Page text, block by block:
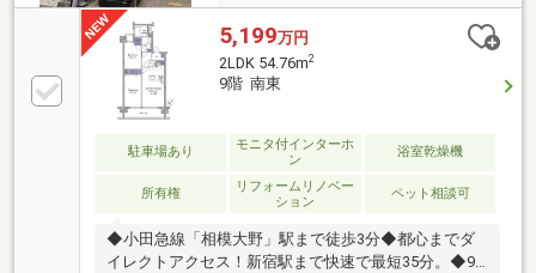
5,199万円
2LDK 54.76m2
9階 南東
駐車場あり
モニタ付インターホ
ン
浴室乾燥機
所有権
リフォームリノベー
ション
ペット相談可
◆小田急線「相模大野」駅まで徒歩3分◆都心までダ
イレクトアクセス！新宿駅まで快速で最短35分。◆9